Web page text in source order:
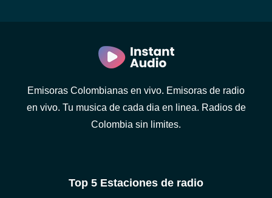
Emisoras Colombianas en vivo. Emisoras de radio
en vivo. Tu musica de cada dia en linea. Radios de
Colombia sin limites.
Top 5 Estaciones de radio